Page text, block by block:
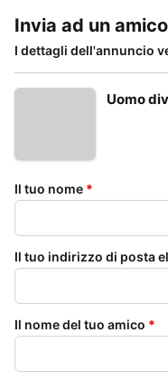
Invia ad un amico
I dettagli dell'annuncio
Uomo
Il tuo nome *
Il tuo indirizzo di posta
Il nome del tuo amico *